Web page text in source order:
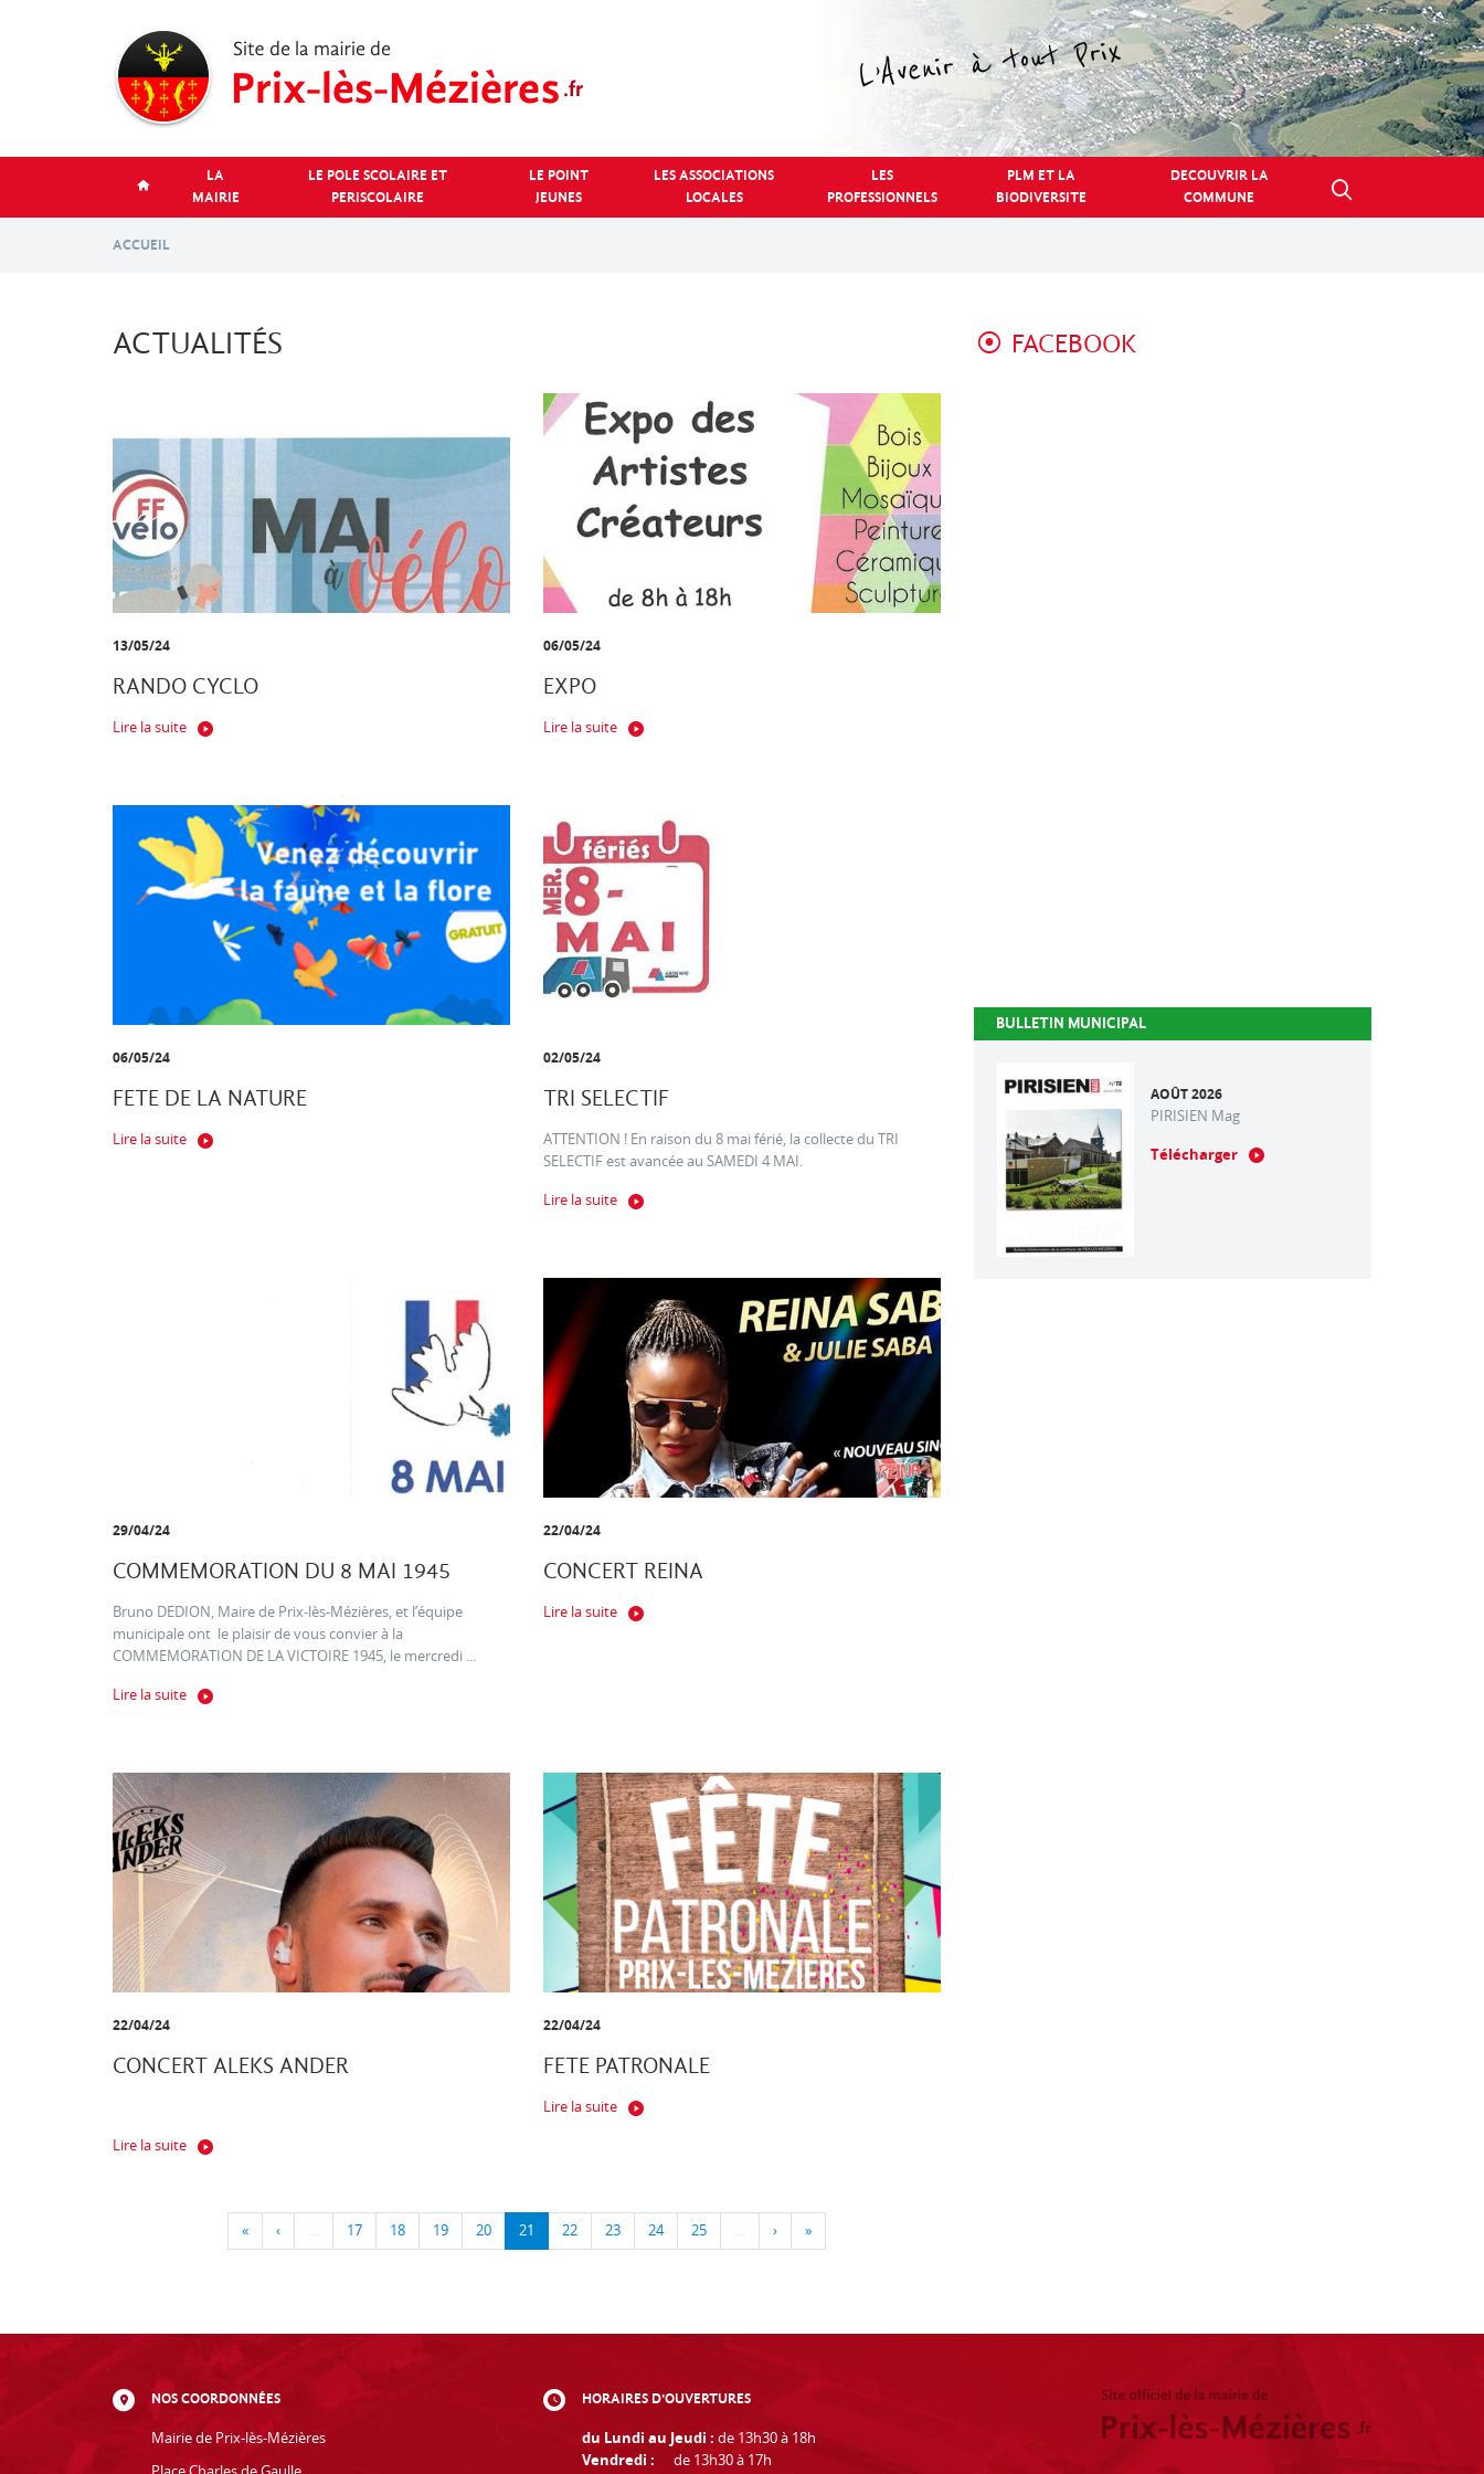
LA
MAIRIE
LE POLE SCOLAIRE ET
PERISCOLAIRE
LE POINT
JEUNES
LES ASSOCIATIONS
LOCALES
LES
PROFESSIONNELS
PLM ET LA
BIODIVERSITE
DECOUVRIR LA
COMMUNE
ACCUEIL
ACTUALITÉS
13/05/24
RANDO CYCLO
Lire la suite
06/05/24
EXPO
Lire la suite
06/05/24
FETE DE LA NATURE
Lire la suite
02/05/24
TRI SELECTIF
ATTENTION ! En raison du 8 mai férié, la collecte du TRI
SELECTIF est avancée au SAMEDI 4 MAI.
Lire la suite
29/04/24
COMMEMORATION DU 8 MAI 1945
Bruno DEDION, Maire de Prix-lès-Mézières, et l’équipe
municipale ont le plaisir de vous convier à la
COMMEMORATION DE LA VICTOIRE 1945, le mercredi ...
Lire la suite
22/04/24
CONCERT REINA
Lire la suite
22/04/24
CONCERT ALEKS ANDER
Lire la suite
22/04/24
FETE PATRONALE
Lire la suite
« ‹ … 17 18 19 20 21 22 23 24 25 … › »
FACEBOOK
BULLETIN MUNICIPAL
AOÛT 2026
PIRISIEN Mag
Télécharger
NOS COORDONNÉES
Mairie de Prix-lès-Mézières
HORAIRES D'OUVERTURES
du Lundi au Jeudi : de 13h30 à 18h
Vendredi :
de 13h30 à 17h